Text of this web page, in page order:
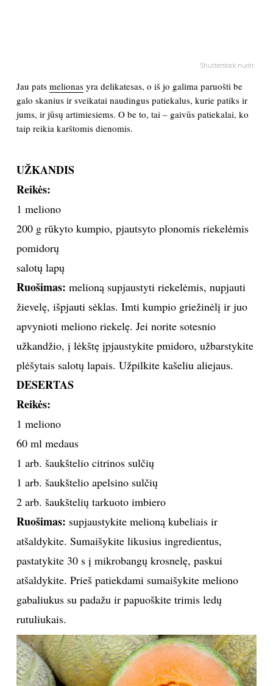
ASTROLOGIJA
POLITIKA
LAISVALAIKIS
KINAS
TEATRAS
SPORTAS
FOTOGRAFIJA
ORAI
ĮDOMYBĖS
ISTORIJA
INTERJERAS
NAMAI
VIRTUVĖ
RECEPTAI
Shutterstock nuotr.
Jau pats melionasyra delikatesas, o iš jo galima paruošti be
galo skanius ir sveikatai naudingus patiekalus, kurie patiks ir
jums, ir jūsų artimiesiems. O be to, tai – gaivūs patiekalai, ko
taip reikia karštomis dienomis.
UŽKANDIS
Reikės:
1 meliono
200 g rūkyto kumpio, pjautsyto plonomis riekelėmis
pomidorų
salotų lapų
Ruošimas: melioną supjaustyti riekelėmis, nupjauti
žievelę, išpjauti sėklas. Imti kumpio griežinėlį ir juo
apvynioti meliono riekelę. Jei norite sotesnio
užkandžio, į lėkštę įpjaustykite pmidoro, užbarstykite
plėšytais salotų lapais. Užpilkite kašeliu aliejaus.
DESERTAS
Reikės:
1 meliono
60 ml medaus
1 arb. šaukštelio citrinos sulčių
1 arb. šaukštelio apelsino sulčių
2 arb. šaukštelių tarkuoto imbiero
Ruošimas: supjaustykite melioną kubeliais ir
atšaldykite. Sumaišykite likusius ingredientus,
pastatykite 30 s į mikrobangų krosnelę, paskui
atšaldykite. Prieš patiekdami sumaišykite meliono
gabaliukus su padažu ir papuoškite trimis ledų
rutuliukais.